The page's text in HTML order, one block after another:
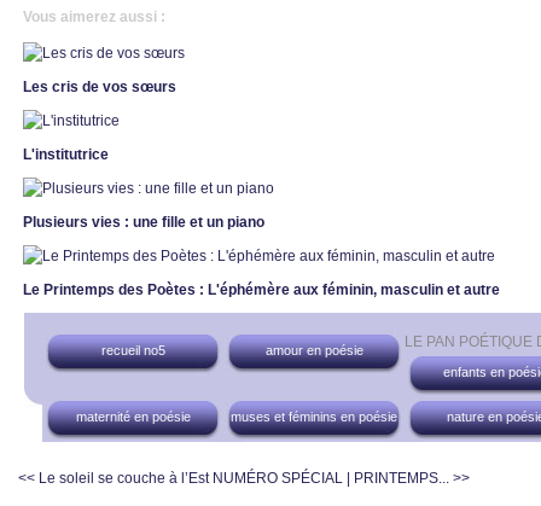
Vous aimerez aussi :
Les cris de vos sœurs
L'institutrice
Plusieurs vies : une fille et un piano
Le Printemps des Poètes : L'éphémère aux féminin, masculin et autre
LE PAN
recueil no5
amour en poésie
enfants en
maternité en poésie muses et féminins en poésie nature en
<< Le soleil se couche à l’Est NUMÉRO SPÉCIAL | PRINTEMPS... >>